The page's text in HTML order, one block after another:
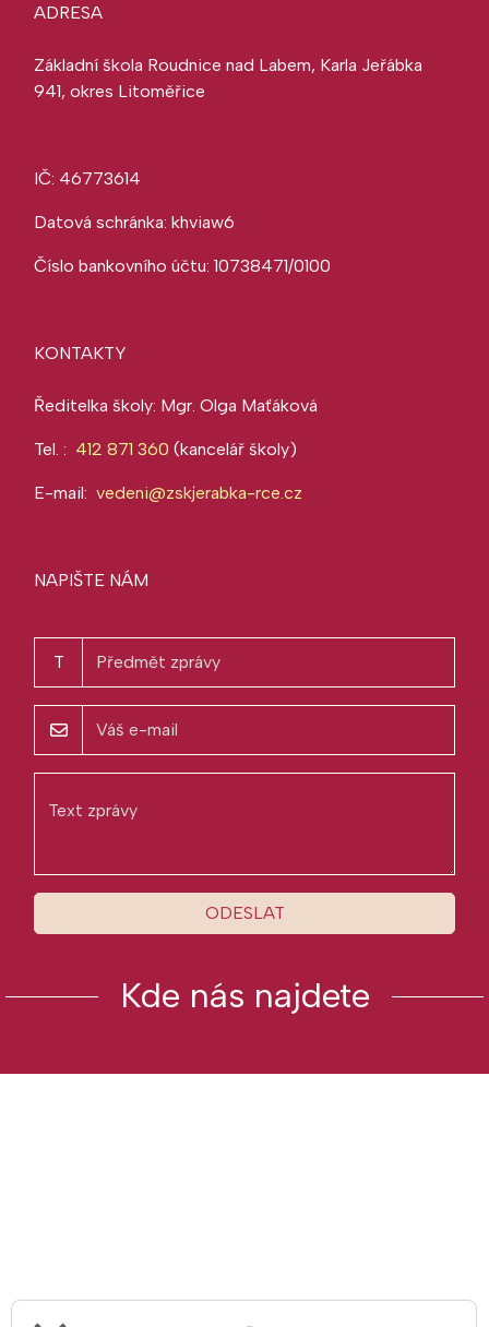
ADRESA
Základní škola Roudnice nad Labem, Karla Jeřábka
941, okres Litoměřice
IČ: 46773614
Datová schránka: khviaw6
Číslo bankovního účtu: 10738471/0100
KONTAKTY
Ředitelka školy: Mgr. Olga Maťáková
Tel. : 412 871 360 (kancelář školy)
E-mail: vedeni@zskjerabka-rce.cz
NAPIŠTE NÁM
T
ODESLAT
Kde nás najdete